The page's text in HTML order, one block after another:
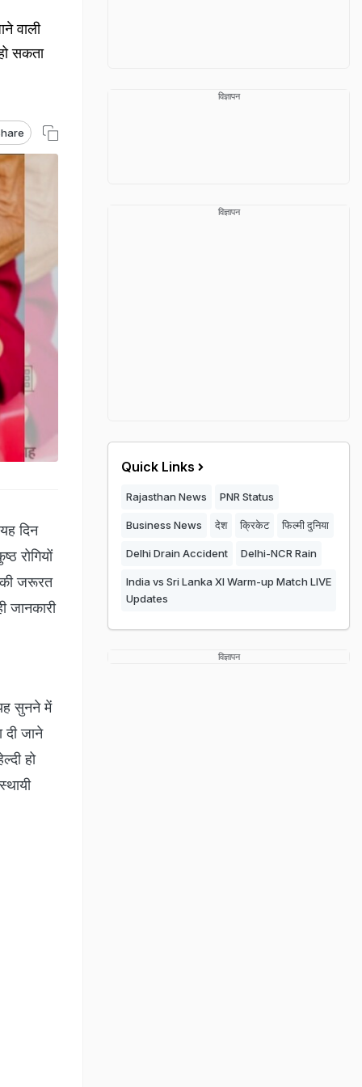
वाली
सकता
दिन
रोगियों
जरूरत
जानकारी
यह सुनने में
दी जाने
हो
विज्ञापन
विज्ञापन
Quick Links
Rajasthan News PNR Status
Business News देश क्रिकेट फिल्मी दुनिया
Delhi Drain Accident Delhi-NCR Rain
India vs Sri Lanka XI Warm-up Match LIVE
Updates
विज्ञापन